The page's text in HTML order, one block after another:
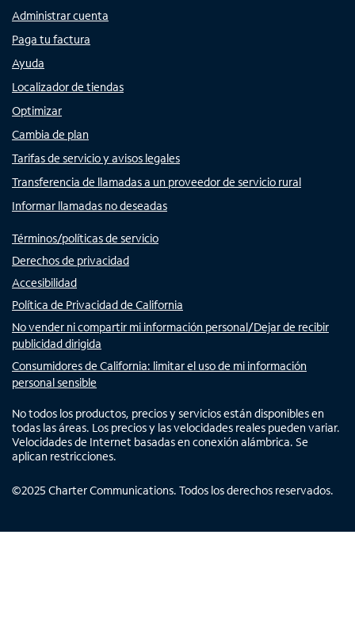
Administrar cuenta
Paga tu factura
Ayuda
Localizador de tiendas
Optimizar
Cambia de plan
Tarifas de servicio y avisos legales
Transferencia de llamadas a un proveedor de servicio rural
Informar llamadas no deseadas
Términos/políticas de servicio
Derechos de privacidad
Accesibilidad
Política de Privacidad de California
No vender ni compartir mi información personal/Dejar de recibir
publicidad dirigida
Consumidores de California: limitar el uso de mi información
personal sensible
No todos los productos, precios y servicios están disponibles en
todas las áreas. Los precios y las velocidades reales pueden variar.
Velocidades de Internet basadas en conexión alámbrica. Se
aplican restricciones.
©2025 Charter Communications. Todos los derechos reservados.